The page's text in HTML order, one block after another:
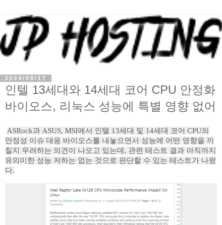
2024/08/17
인텔 13세대와 14세대 코어 CPU 안정화
바이오스, 리눅스 성능에 특별 영향 없어
ASRock과 ASUS, MSI에서 인텔 13세대 및 14세대 코어 CPU의
안정성 이슈 대응 바이오스를 내놓으면서 성능에 어떤 영향을 끼
칠지 우려하는 의견이 나오고 있는데, 관련 테스트 결과 아직까지
유의미한 성능 저하는 없는 것으로 판단할 수 있는 테스트가 나왔
다.